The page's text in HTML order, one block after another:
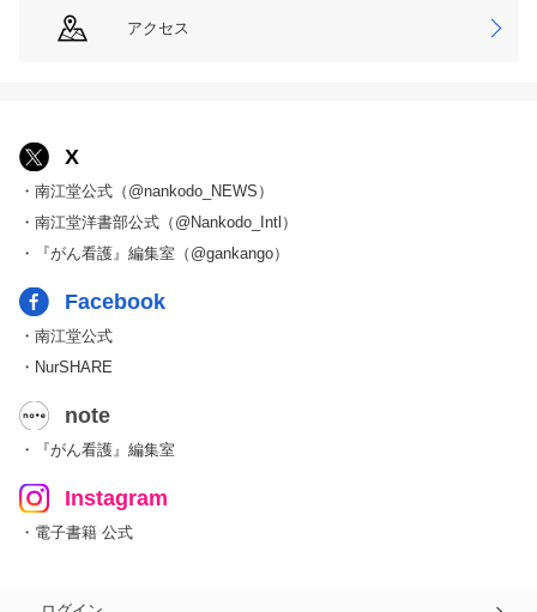
アクセス
X
・南江堂公式（@nankodo_NEWS）
・南江堂洋書部公式（@Nankodo_Intl）
・『がん看護』編集室（@gankango）
Facebook
・南江堂公式
・NurSHARE
note
・『がん看護』編集室
Instagram
・電子書籍 公式